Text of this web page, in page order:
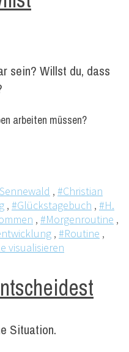
sein? Willst du, dass
arbeiten müssen?
, #Christian
, #Glückstagebuch , #H.
, #Morgenroutine ,
, #Routine ,
visualisieren
Situation.